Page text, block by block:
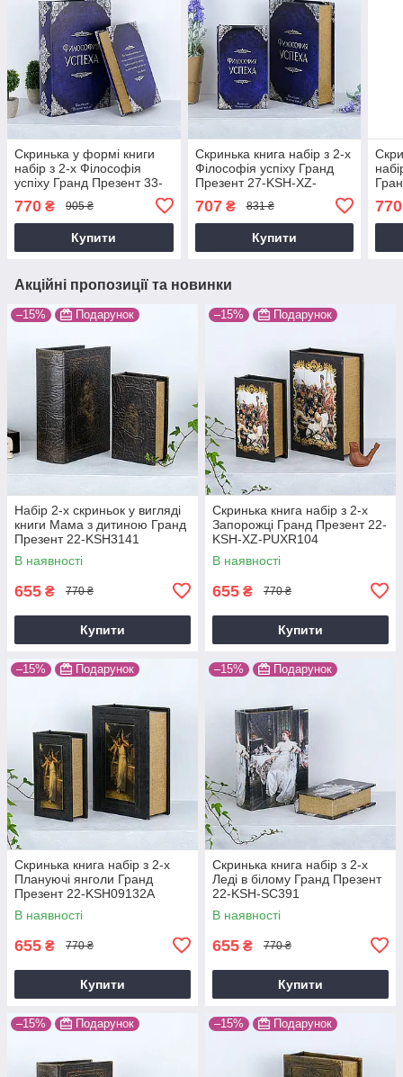
Скринька у формі книги
набір з 2-х Філософія
успіху Гранд Презент 33-
770 ₴ 905 ₴
Купити
Скринька книга набір з 2-х
Філософія успіху Гранд
Презент 27-KSH-XZ-
707₴ 831 ₴
Купити
770
Акційні пропозиції та новинки
–15% Подарунок
Набір 2-х скриньок у вигляді
книги Мама з дитиною Гранд
Презент 22-KSH3141
В наявності
655 ₴ 770 ₴
Купити
–15% Подарунок
Скринька книга набір з 2-х
Запорожці Гранд Презент 22-
KSH-XZ-PUXR104
В наявності
655 ₴ 770 ₴
Купити
–15% Подарунок
Скринька книга набір з 2-х
Плануючі янголи Гранд
Презент 22-KSH09132A
В наявності
655 ₴ 770 ₴
Купити
–15% Подарунок
Скринька книга набір з 2-х
Леді в білому Гранд Презент
22-KSH-SC391
В наявності
655 ₴ 770 ₴
Купити
–15% Подарунок –15% Подарунок